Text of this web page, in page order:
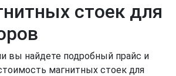
стоек для
вы найдете подробный прайс и
магнитных стоек для